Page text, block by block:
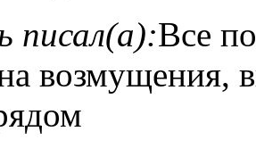
писал(а):Все
возмущения,